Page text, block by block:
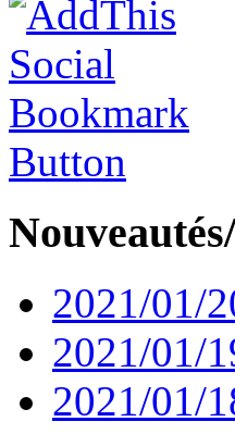
2021/01/
2021/01/
2021/01/